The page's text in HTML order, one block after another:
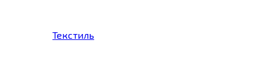
Текстиль